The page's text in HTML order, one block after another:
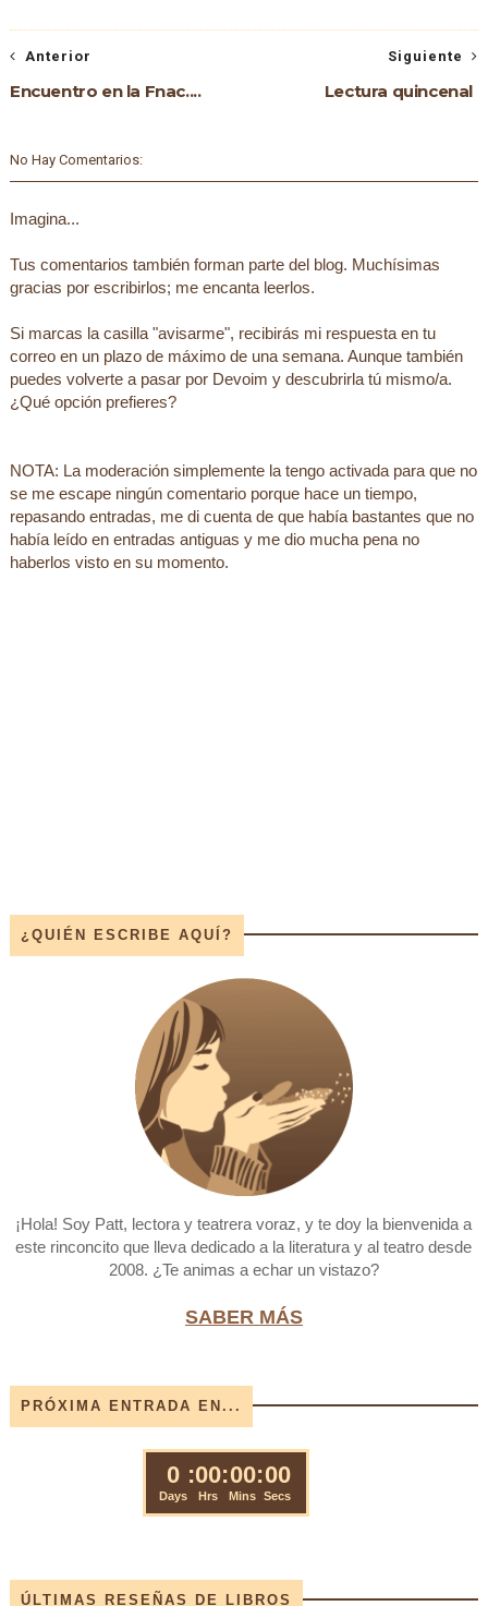
Siguiente
Lectura quincenal
Anterior
Encuentro en la Fnac....
No Hay Comentarios:
Imagina...
Tus comentarios también forman parte del blog. Muchísimas
gracias por escribirlos; me encanta leerlos.
Si marcas la casilla "avisarme", recibirás mi respuesta en tu
correo en un plazo de máximo de una semana. Aunque también
puedes volverte a pasar por Devoim y descubrirla tú mismo/a.
¿Qué opción prefieres?
NOTA: La moderación simplemente la tengo activada para que no
se me escape ningún comentario porque hace un tiempo,
repasando entradas, me di cuenta de que había bastantes que no
había leído en entradas antiguas y me dio mucha pena no
haberlos visto en su momento.
¿QUIÉN ESCRIBE AQUÍ?
¡Hola! Soy Patt, lectora y teatrera voraz, y te doy la bienvenida a
este rinconcito que lleva dedicado a la literatura y al teatro desde
2008. ¿Te animas a echar un vistazo?
SABER MÁS
PRÓXIMA ENTRADA EN...
ÚLTIMAS RESEÑAS DE LIBROS